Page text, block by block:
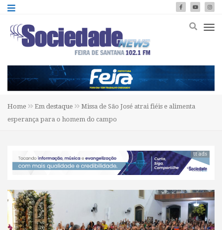
Home Em destaque
Missa de São José atrai fiéis e alimenta
esperança para o homem do campo
tt ads